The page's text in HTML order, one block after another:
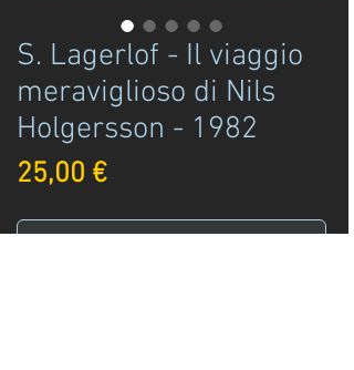
S. Lagerlof - Il viaggio
meraviglioso di Nils
Holgersson - 1982
25,00 €Prezzo